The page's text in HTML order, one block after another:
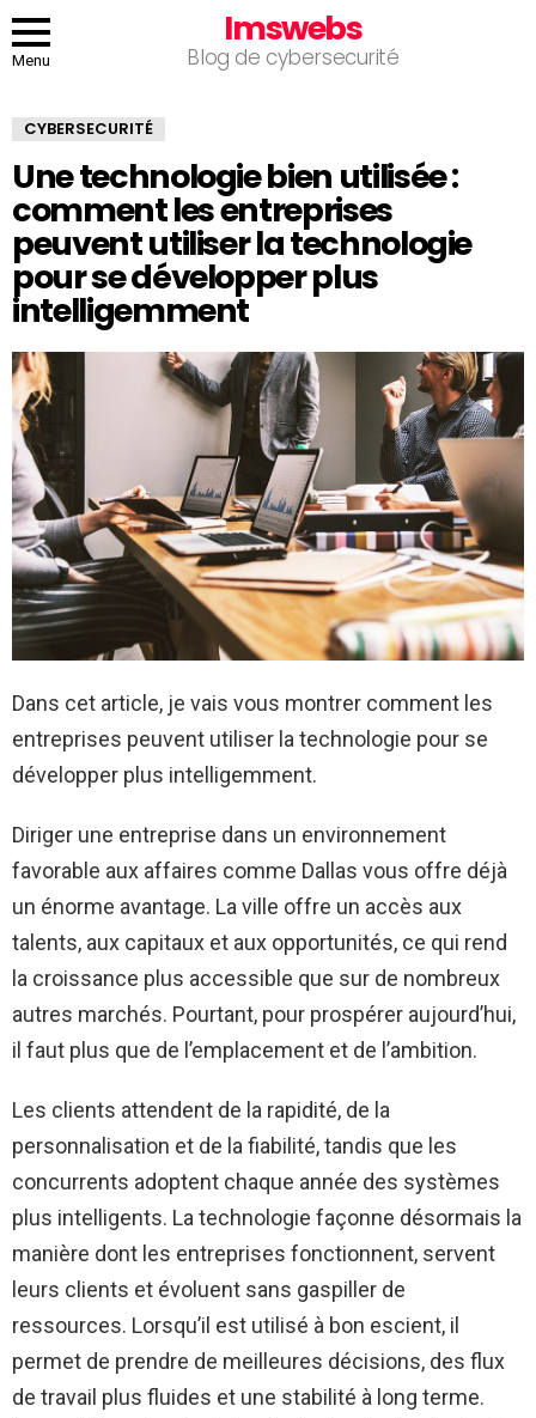
Menu
Imswebs
Blog de cybersecurité
CYBERSECURITÉ
Une technologie bien utilisée :
comment les entreprises
peuvent utiliser la technologie
pour se développer plus
intelligemment
Dans cet article, je vais vous montrer comment les
entreprises peuvent utiliser la technologie pour se
développer plus intelligemment.
Diriger une entreprise dans un environnement
favorable aux affaires comme Dallas vous offre déjà
un énorme avantage. La ville offre un accès aux
talents, aux capitaux et aux opportunités, ce qui rend
la croissance plus accessible que sur de nombreux
autres marchés. Pourtant, pour prospérer aujourd’hui,
il faut plus que de l’emplacement et de l’ambition.
Les clients attendent de la rapidité, de la
personnalisation et de la fiabilité, tandis que les
concurrents adoptent chaque année des systèmes
plus intelligents. La technologie façonne désormais la
manière dont les entreprises fonctionnent, servent
leurs clients et évoluent sans gaspiller de
ressources. Lorsqu’il est utilisé à bon escient, il
permet de prendre de meilleures décisions, des flux
de travail plus fluides et une stabilité à long terme.